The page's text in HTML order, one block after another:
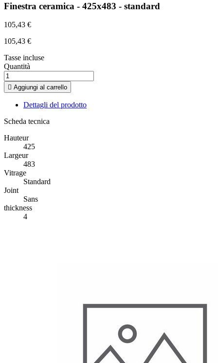
Finestra ceramica - 425x483 - standard
105,43 €
105,43 €
Tasse incluse
Quantità
 Aggiungi al carrello
Dettagli del prodotto
Scheda tecnica
Hauteur
425
Largeur
483
Vitrage
Standard
Joint
Sans
thickness
4